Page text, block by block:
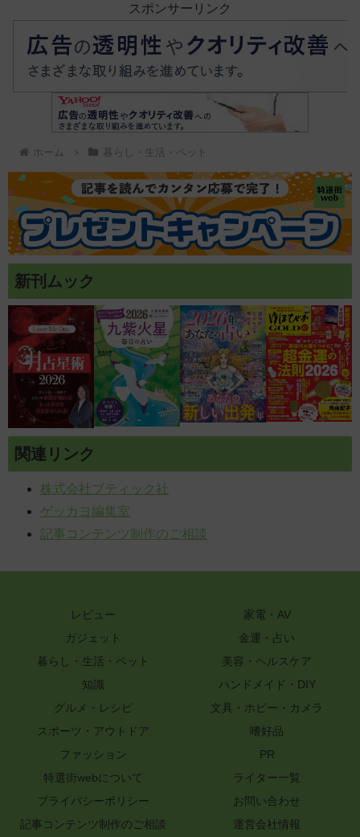
スポンサーリンク
ホーム 暮らし・生活・ペット
新刊ムック
関連リンク
株式会社ブティック社
ゲッカヨ編集室
記事コンテンツ制作のご相談
レビュー
家電・AV
ガジェット
金運・占い
暮らし・生活・ペット
美容・ヘルスケア
知識
ハンドメイド・DIY
グルメ・レシピ
文具・ホビー・カメラ
スポーツ・アウトドア
嗜好品
ファッション
PR
特選街webについて
ライター一覧
プライバシーポリシー
お問い合わせ
記事コンテンツ制作のご相談
運営会社情報